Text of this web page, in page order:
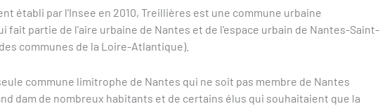
établi par l'Insee en 2010, Treillières est une commune urbaine
fait partie de l'aire urbaine de Nantes et de l'espace urbain de Nantes-Saint-
communes de la Loire-Atlantique).
commune limitrophe de Nantes qui ne soit pas membre de Nantes
dam de nombreux habitants et de certains élus qui souhaitaient que la